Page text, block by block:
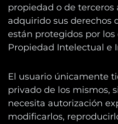
propiedad o de terceros
adquirido sus derechos
están protegidos por los
Propiedad Intelectual e
El usuario únicamente
privado de los mismos,
necesita autorización
modificarlos,